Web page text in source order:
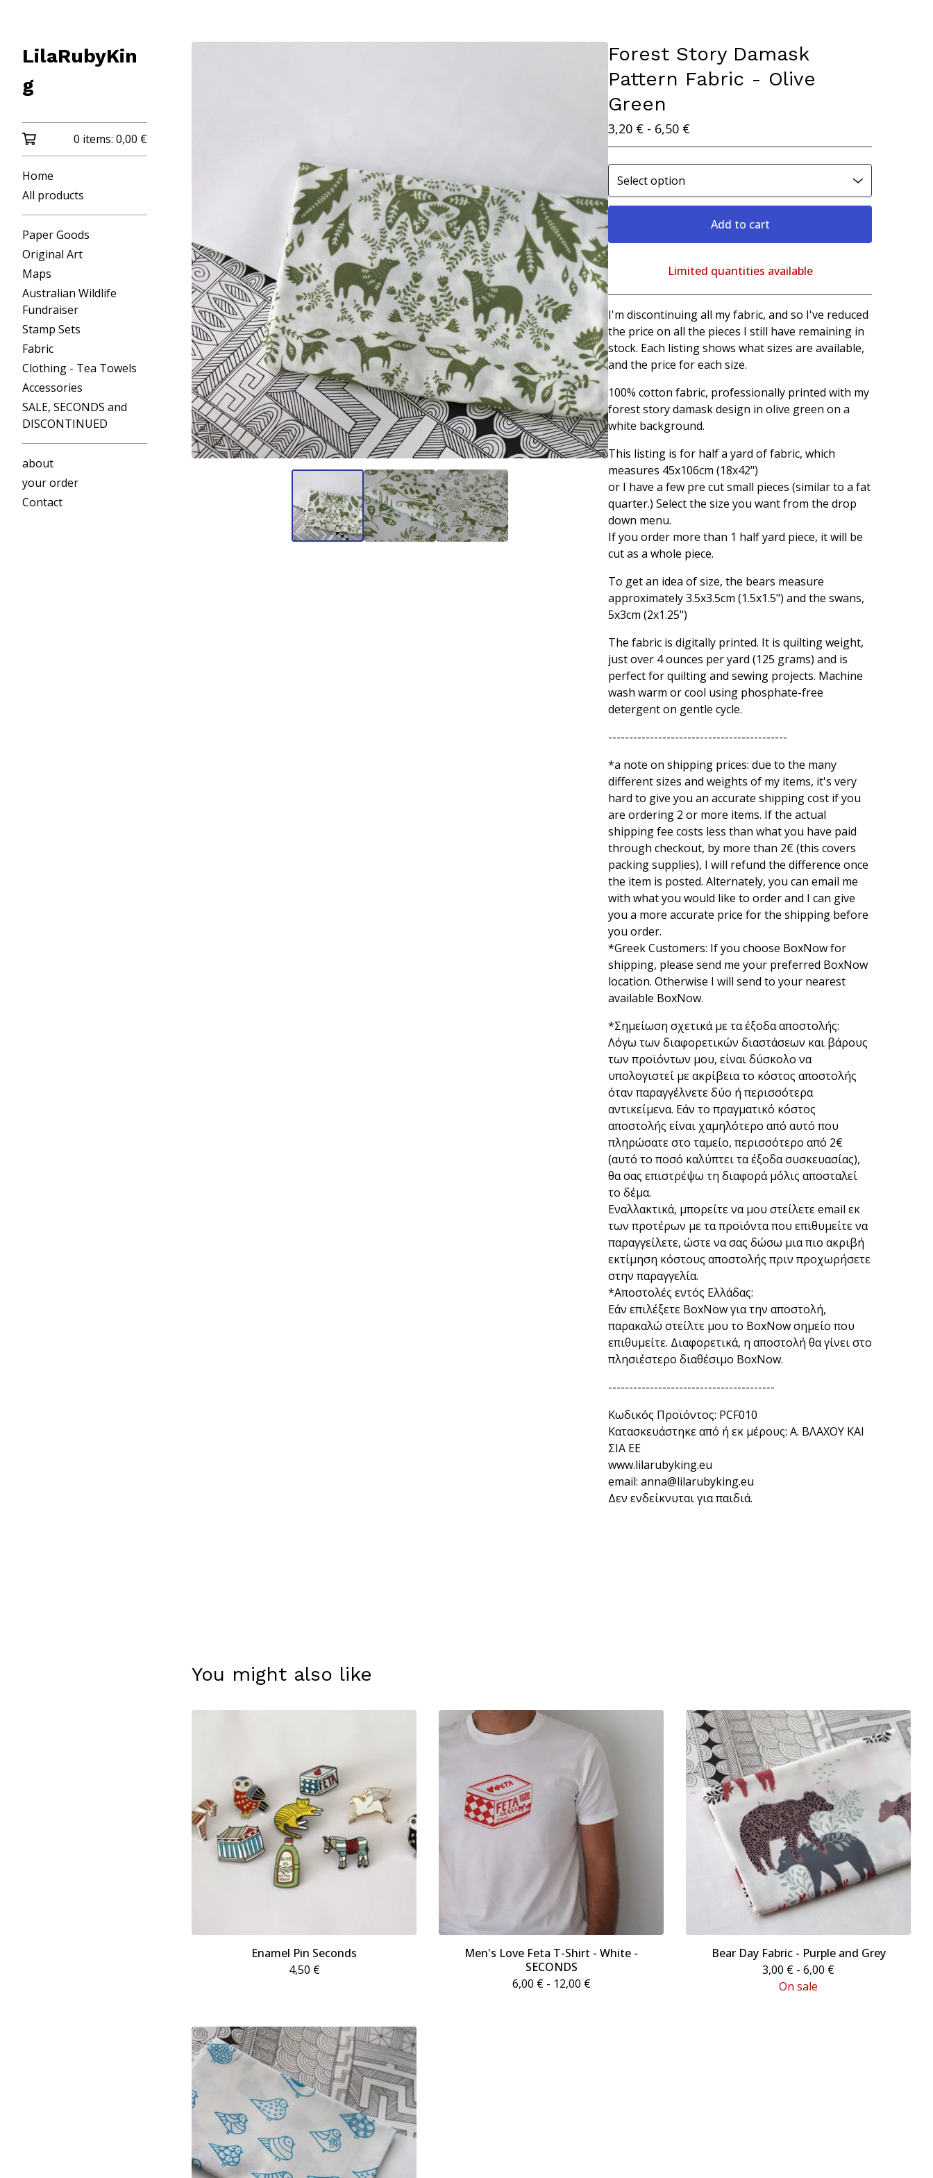
LilaRubyKin
g
0 items: 0,00 €
Home
All products
Paper Goods
Original Art
Maps
Australian Wildlife
Fundraiser
Stamp Sets
Fabric
Clothing - Tea Towels
Accessories
SALE, SECONDS and
DISCONTINUED
about
your order
Contact
Forest Story Damask
Pattern Fabric - Olive
Green
3,20 € - 6,50 €
Add to cart
View cart
Limited quantities available
I'm discontinuing all my fabric, and so I've reduced
the price on all the pieces I still have remaining in
stock. Each listing shows what sizes are available,
and the price for each size.
100% cotton fabric, professionally printed with my
forest story damask design in olive green on a
white background.
This listing is for half a yard of fabric, which
measures 45x106cm (18x42")
or I have a few pre cut small pieces (similar to a fat
quarter.) Select the size you want from the drop
down menu.
If you order more than 1 half yard piece, it will be
cut as a whole piece.
To get an idea of size, the bears measure
approximately 3.5x3.5cm (1.5x1.5") and the swans,
5x3cm (2x1.25")
The fabric is digitally printed. It is quilting weight,
just over 4 ounces per yard (125 grams) and is
perfect for quilting and sewing projects. Machine
wash warm or cool using phosphate-free
detergent on gentle cycle.
-------------------------------------------
*a note on shipping prices: due to the many
different sizes and weights of my items, it's very
hard to give you an accurate shipping cost if you
are ordering 2 or more items. If the actual
shipping fee costs less than what you have paid
through checkout, by more than 2€ (this covers
packing supplies), I will refund the difference once
the item is posted. Alternately, you can email me
with what you would like to order and I can give
you a more accurate price for the shipping before
you order.
*Greek Customers: If you choose BoxNow for
shipping, please send me your preferred BoxNow
location. Otherwise I will send to your nearest
available BoxNow.
*Σημείωση σχετικά με τα έξοδα αποστολής:
Λόγω των διαφορετικών διαστάσεων και βάρους
των προϊόντων μου, είναι δύσκολο να
υπολογιστεί με ακρίβεια το κόστος αποστολής
όταν παραγγέλνετε δύο ή περισσότερα
αντικείμενα. Εάν το πραγματικό κόστος
αποστολής είναι χαμηλότερο από αυτό που
πληρώσατε στο ταμείο, περισσότερο από 2€
(αυτό το ποσό καλύπτει τα έξοδα συσκευασίας),
θα σας επιστρέψω τη διαφορά μόλις αποσταλεί
το δέμα.
Εναλλακτικά, μπορείτε να μου στείλετε email εκ
των προτέρων με τα προϊόντα που επιθυμείτε να
παραγγείλετε, ώστε να σας δώσω μια πιο ακριβή
εκτίμηση κόστους αποστολής πριν προχωρήσετε
στην παραγγελία.
*Αποστολές εντός Ελλάδας:
Εάν επιλέξετε BoxNow για την αποστολή,
παρακαλώ στείλτε μου το BoxNow σημείο που
επιθυμείτε. Διαφορετικά, η αποστολή θα γίνει στο
πλησιέστερο διαθέσιμο BoxNow.
----------------------------------------
Κωδικός Προϊόντος: PCF010
Κατασκευάστηκε από ή εκ μέρους: Α. ΒΛΑΧΟΥ ΚΑΙ
ΣΙΑ ΕΕ
www.lilarubyking.eu
email: anna@lilarubyking.eu
Δεν ενδείκνυται για παιδιά.
You might also like
Enamel Pin Seconds
4,50 €
Men's Love Feta T-Shirt - White -
SECONDS
6,00 €- 12,00 €
Bear Day Fabric - Purple and Grey
3,00 € - 6,00 €
On sale